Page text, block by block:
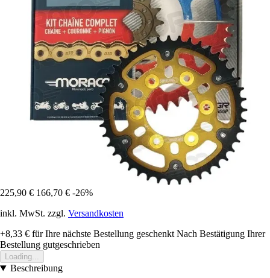
225,90 € 166,70 € -26%
inkl. MwSt. zzgl. Versandkosten
+8,33 € für Ihre nächste Bestellung geschenkt Nach Bestätigung Ihrer
Bestellung gutgeschrieben
Loading...
Beschreibung